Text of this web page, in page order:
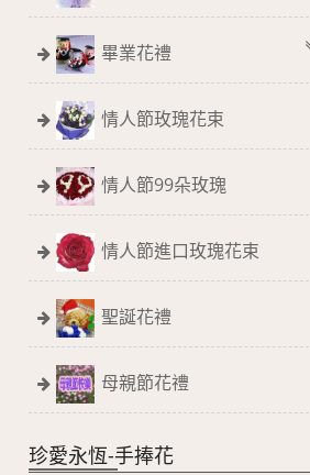
畢業花禮
情人節玫瑰花束
情人節99朵玫瑰
情人節進口玫瑰花束
聖誕花禮
母親節花禮
珍愛永恆-手捧花